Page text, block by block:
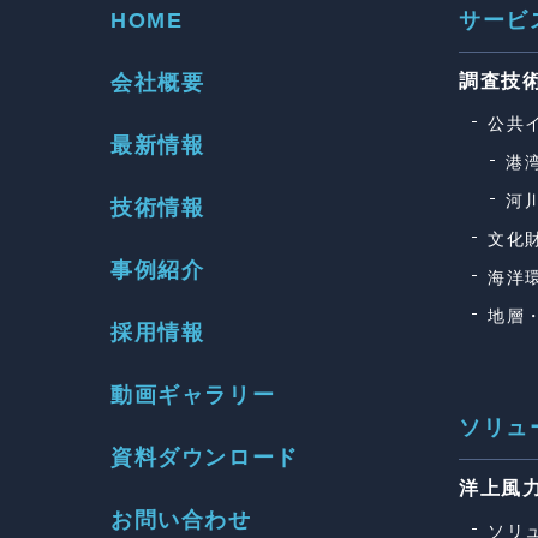
HOME
会社概要
最新情報
技術情報
事例紹介
採用情報
動画ギャラリー
資料ダウンロード
お問い合わせ
サービ
調査技
公共
港
河
文化
海洋
地層
ソリュ
洋上風
ソリ